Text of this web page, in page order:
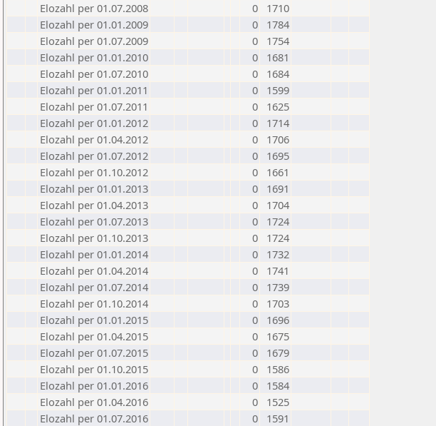
Elozahl per 01.07.2008
0
1710
Elozahl per 01.01.2009
0
1784
Elozahl per 01.07.2009
0
1754
Elozahl per 01.01.2010
0
1681
Elozahl per 01.07.2010
0
1684
Elozahl per 01.01.2011
0
1599
Elozahl per 01.07.2011
0
1625
Elozahl per 01.01.2012
0
1714
Elozahl per 01.04.2012
0
1706
Elozahl per 01.07.2012
0
1695
Elozahl per 01.10.2012
0
1661
Elozahl per 01.01.2013
0
1691
Elozahl per 01.04.2013
0
1704
Elozahl per 01.07.2013
0
1724
Elozahl per 01.10.2013
0
1724
Elozahl per 01.01.2014
0
1732
Elozahl per 01.04.2014
0
1741
Elozahl per 01.07.2014
0
1739
Elozahl per 01.10.2014
0
1703
Elozahl per 01.01.2015
0
1696
Elozahl per 01.04.2015
0
1675
Elozahl per 01.07.2015
0
1679
Elozahl per 01.10.2015
0
1586
Elozahl per 01.01.2016
0
1584
Elozahl per 01.04.2016
0
1525
Elozahl per 01.07.2016
0
1591